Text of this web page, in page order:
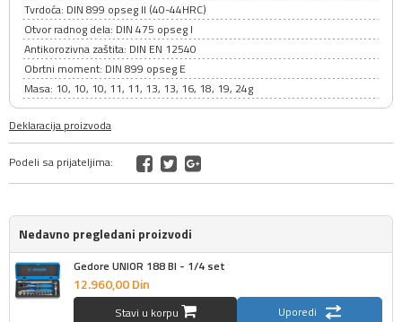
Tvrdoća: DIN 899 opseg II (40-44HRC)
Otvor radnog dela: DIN 475 opseg I
Antikorozivna zaštita: DIN EN 12540
Obrtni moment: DIN 899 opseg E
Masa: 10, 10, 10, 11, 11, 13, 13, 16, 18, 19, 24g
Deklaracija proizvoda
Podeli sa prijateljima:
Nedavno pregledani proizvodi
Gedore UNIOR 188 BI - 1/4 set
12.960,00Din
Stavi u korpu Uporedi